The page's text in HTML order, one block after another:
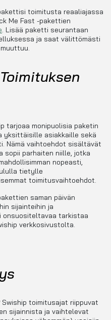
toimitusta reaaliajassa
Me Fast -pakettien
. Lisää paketti seurantaan
ja saat välittömästi
tarjoaa monipuolisia paketin
asiakkaille sekä
Nämä vaihtoehdot sisältävät
sopii parhaiten niille, jotka
nopeasti,
tietylle
toimitusvaihtoehdot.
saman päivän
sijainteihin ja
onsuositeltavaa tarkistaa
verkkosivustolta.
toimitusajat riippuvat
sijainnista ja vaihtelevat